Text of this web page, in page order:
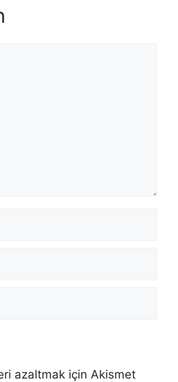
azaltmak için Akismet